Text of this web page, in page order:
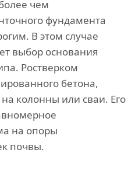
чем
фундамента
В этом случае
выбор основания
Ростверком
бетона,
колонны или сваи. Его
на опоры
почвы.